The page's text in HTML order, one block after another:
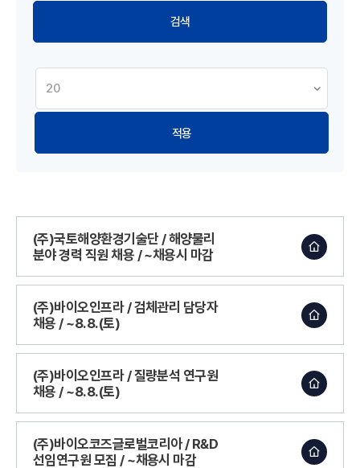
적용
(주)국토해양환경기술단 / 해양물리
분야 경력 직원 채용 / ~채용시 마감
(주)바이오인프라 / 검체관리 담당자
채용 / ~8.8.(토)
(주)바이오인프라 / 질량분석 연구원
채용 / ~8.8.(토)
(주)바이오코즈글로벌코리아 / R&D
선임연구원 모집 / ~채용시 마감